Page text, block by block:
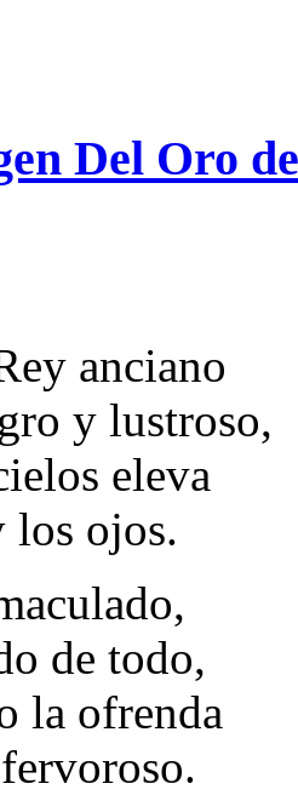
Del Oro
anciano
y lustroso,
eleva
los ojos.
de todo,
la ofrenda